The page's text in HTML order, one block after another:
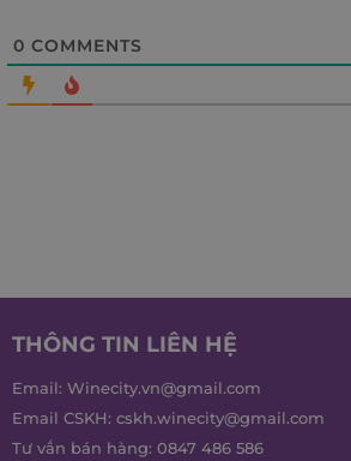
0 COMMENTS
THÔNG TIN LIÊN HỆ
Email: Winecity.vn@gmail.com
Email CSKH: cskh.winecity@gmail.com
Tư vấn bán hàng: 0847 486 586